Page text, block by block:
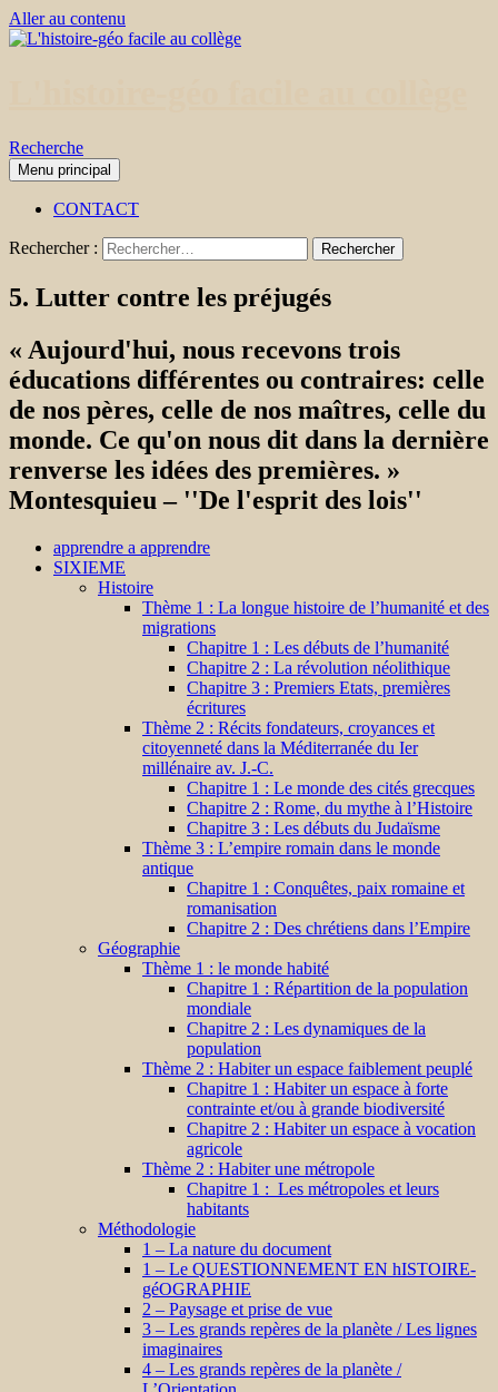
Aller au contenu
Recherche
Menu principal
CONTACT
Rechercher :
5. Lutter contre les préjugés
« Aujourd'hui, nous recevons trois
éducations différentes ou contraires: celle
de nos pères, celle de nos maîtres, celle du
monde. Ce qu'on nous dit dans la dernière
renverse les idées des premières. »
Montesquieu – ''De l'esprit des lois''
apprendre a apprendre
SIXIEME
Histoire
Thème 1 : La longue histoire de l’humanité et des
migrations
Chapitre 1 : Les débuts de l’humanité
Chapitre 2 : La révolution néolithique
Chapitre 3 : Premiers Etats, premières
écritures
Thème 2 : Récits fondateurs, croyances et
citoyenneté dans la Méditerranée du Ier
millénaire av. J.-C.
Chapitre 1 : Le monde des cités grecques
Chapitre 2 : Rome, du mythe à l’Histoire
Chapitre 3 : Les débuts du Judaïsme
Thème 3 : L’empire romain dans le monde
antique
Chapitre 1 : Conquêtes, paix romaine et
romanisation
Chapitre 2 : Des chrétiens dans l’Empire
Géographie
Thème 1 : le monde habité
Chapitre 1 : Répartition de la population
mondiale
Chapitre 2 : Les dynamiques de la
population
Thème 2 : Habiter un espace faiblement peuplé
Chapitre 1 : Habiter un espace à forte
contrainte et/ou à grande biodiversité
Chapitre 2 : Habiter un espace à vocation
agricole
Thème 2 : Habiter une métropole
Chapitre 1 : Les métropoles et leurs
habitants
Méthodologie
1 – La nature du document
1 – Le QUESTIONNEMENT EN hISTOIRE-
géOGRAPHIE
2 – Paysage et prise de vue
3 – Les grands repères de la planète / Les lignes
imaginaires
4 – Les grands repères de la planète /